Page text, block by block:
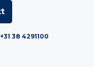
38 4291100